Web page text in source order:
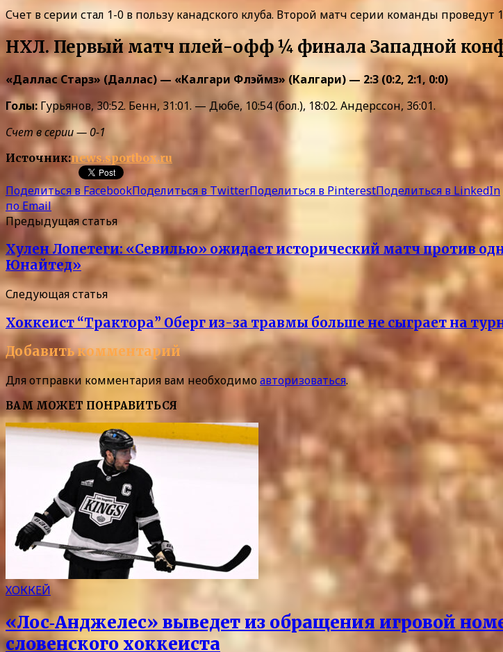
Счет в серии стал 1-0 в пользу канадского клуба. Второй матч серии команды проведут
НХЛ. Первый матч плей-офф ¼ финала Западной
«Даллас Старз» (Даллас) — «Калгари Флэймз» (Калгари) — 2:3 (0:2, 2:1, 0:0)
Голы: Гурьянов, 30:52. Бенн, 31:01. — Дюбе, 10:54 (бол.), 18:02. Андерссон, 36:01.
Счет в серии — 0-1
Источник:news.sportbox.ru
Поделиться в FacebookПоделиться в TwitterПоделиться в PinterestПоделиться в LinkedIn
по Email
Предыдущая статья
Хулен Лопетеги: «Севилью» ожидает исторический матч против
Юнайтед»
Следующая статья
Хоккеист “Трактора” Оберг из-за травмы больше не сыграет на
Добавить комментарий
Для отправки комментария вам необходимо авторизоваться.
ВАМ МОЖЕТ ПОНРАВИТЬСЯ
ХОККЕЙ
«Лос‑Анджелес» выведет из обращения игровой
словенского хоккеиста